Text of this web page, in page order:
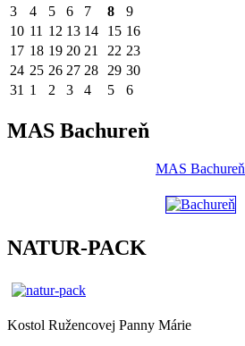
3
4 5 6 7 8
9
10 11 12 13 14 15 16
17 18 19 20 21 22 23
24 25 26 27 28 29 30
31 1 2 3 4 5 6
MAS Bachureň
MAS Bachureň
NATUR-PACK
Kostol Ružencovej Panny Márie